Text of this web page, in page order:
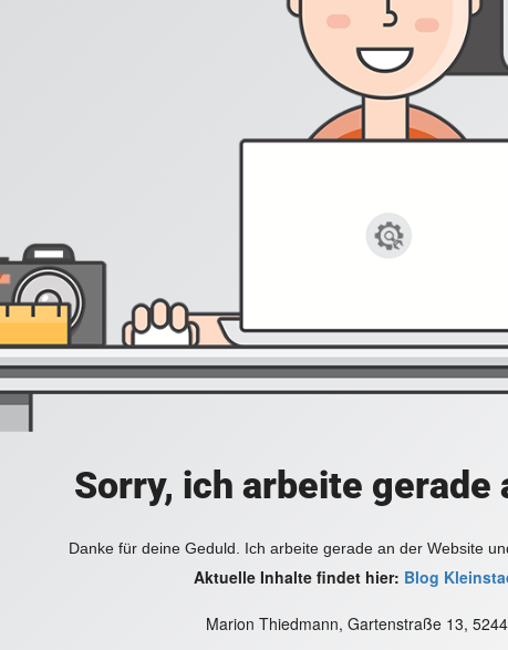
Sorry, ich arbeite gerade
Danke für deine Geduld. Ich arbeite gerade an der Website
Aktuelle Inhalte findet hier: Blog
Marion Thiedmann, Gartenstraße 13,